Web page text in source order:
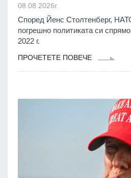
08.08.2026г.
Според Йенс Столтенберг,
погрешно политиката си
2022 г.
ПРОЧЕТЕТЕ ПОВЕЧЕ